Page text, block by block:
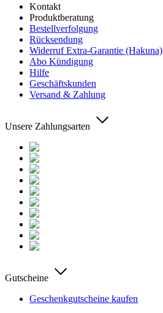
Kontakt
Produktberatung
Bestellverfolgung
Rücksendung
Widerruf Extra-Garantie (Hakuna)
Abo Kündigung
Hilfe
Geschäftskunden
Versand & Zahlung
Unsere Zahlungsarten
Gutscheine
Geschenkgutscheine kaufen